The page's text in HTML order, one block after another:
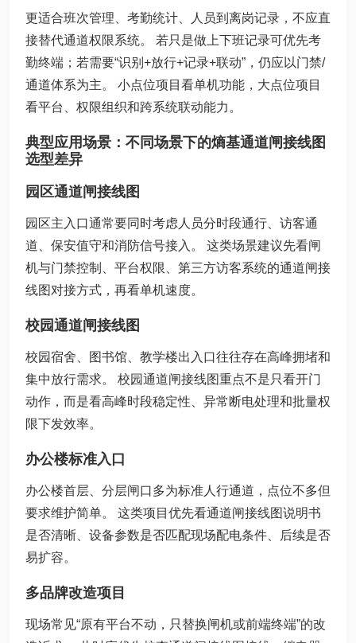
更适合班次管理、考勤统计、人员到离岗记录，不应直
接替代通道权限系统。 若只是做上下班记录可优先考
勤终端；若需要“识别+放行+记录+联动”，仍应以门禁/
通道体系为主。 小点位项目看单机功能，大点位项目
看平台、权限组织和跨系统联动能力。
典型应用场景：不同场景下的熵基通道闸接线图
选型差异
园区通道闸接线图
园区主入口通常要同时考虑人员分时段通行、访客通
道、保安值守和消防信号接入。 这类场景建议先看闸
机与门禁控制、平台权限、第三方访客系统的通道闸接
线图对接方式，再看单机速度。
校园通道闸接线图
校园宿舍、图书馆、教学楼出入口往往存在高峰拥堵和
集中放行需求。 校园通道闸接线图重点不是只看开门
动作，而是看高峰时段稳定性、异常断电处理和批量权
限下发效率。
办公楼标准入口
办公楼首层、分层闸口多为标准人行通道，点位不多但
要求维护简单。 这类项目优先看通道闸接线图说明书
是否清晰、设备参数是否匹配现场配电条件、后续是否
易扩容。
多品牌改造项目
现场常见“原有平台不动，只替换闸机或前端终端”的改